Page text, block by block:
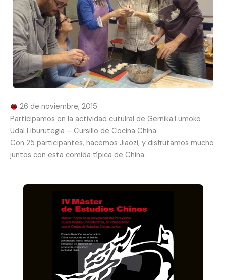
26 de noviembre, 2015
Participamos en la actividad cutulral de Gernika.Lumoko
Udal Liburutegia – Cursillo de Cocina China.
Con 25 participantes, hacemos Jiaozi, y disfrutamos mucho
juntos con esta comida típica de China.